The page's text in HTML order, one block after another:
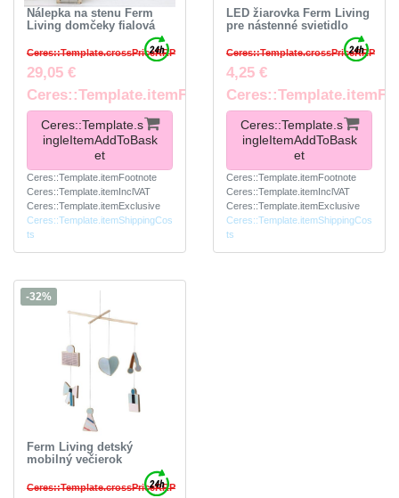
Nálepka na stenu Ferm
Living domčeky fialová
Ceres::Template.crossPriceRRP
29,05 €
Ceres::Template.itemFootnote
Ceres::Template.s
ingleItemAddToBask
et
Ceres::Template.itemFootnote
Ceres::Template.itemInclVAT
Ceres::Template.itemExclusive
Ceres::Template.itemShippingCos
ts
LED žiarovka Ferm Living
pre nástenné svietidlo
Ceres::Template.crossPriceRRP
4,25 €
Ceres::Template.s
ingleItemAddToBask
et
Ceres::Template.itemFootnote
Ceres::Template.itemInclVAT
Ceres::Template.itemExclusive
Ceres::Template.itemShippingCos
ts
-32%
Ferm Living detský
mobilný večierok
Ceres::Template.crossPriceRRP